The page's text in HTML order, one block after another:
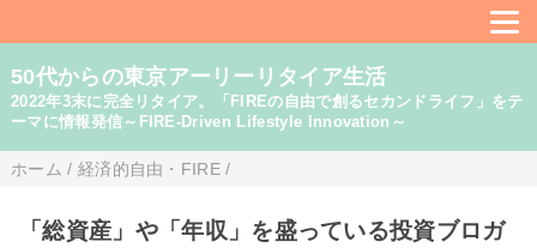
50代からの東京アーリーリタイア生活
2022年3末に完全リタイア。「FIREの自由で創るセカンドライフ」をテ
ーマに情報発信～FIRE-Driven Lifestyle Innovation～
ホーム / 経済的自由・FIRE /
「総資産」や「年収」を盛っている投資ブロガ